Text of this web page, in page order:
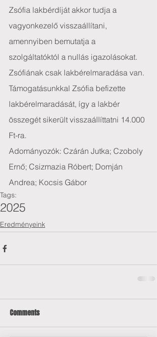
Zsófia lakbérdíját akkor tudja a
vagyonkezelő visszaállítani,
amennyiben bemutatja a
szolgáltatóktól a nullás igazolásokat.
Zsófiának csak lakbérelmaradása van.
Támogatásunkkal Zsófia befizette
lakbérelmaradását, így a lakbér
összegét sikerült visszaállíttatni 14.000
Ft-ra.
Adományozók: Czárán Jutka; Czoboly
Ernő; Csizmazia Róbert; Domján
Andrea; Kocsis Gábor
Tags:
2025
Eredményeink
Comments